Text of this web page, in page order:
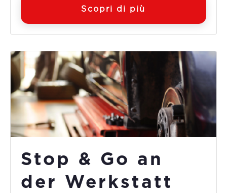
Scopri di più
Stop & Go an
der Werkstatt